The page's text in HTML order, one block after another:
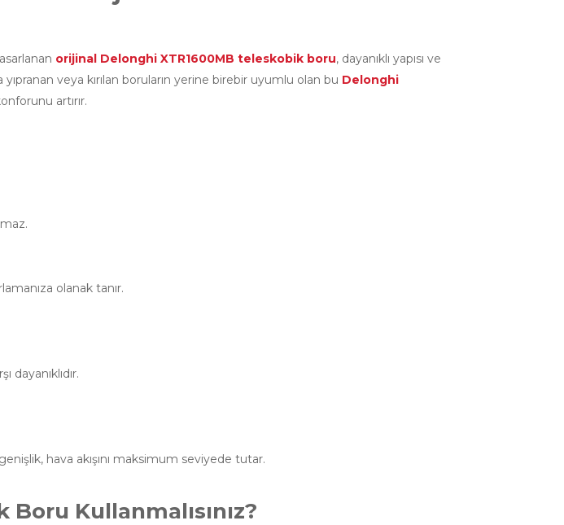
orijinal Delonghi XTR1600MB teleskobik boru, dayanıklı yapısı ve
veya kırılan boruların yerine birebir uyumlu olan bu Delonghi
artırır.
olanak tanır.
hava akışını maksimum seviyede tutar.
Kullanmalısınız?